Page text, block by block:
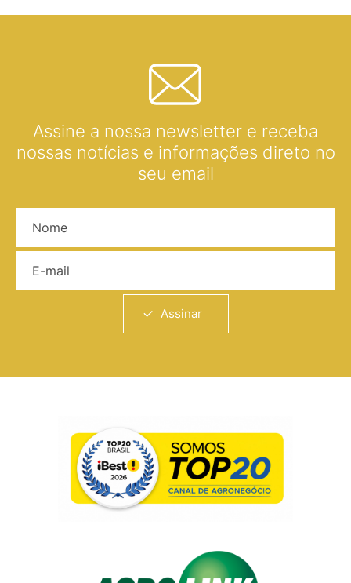
Assine a nossa newsletter e receba
nossas notícias e informações direto no
seu email
Assinar